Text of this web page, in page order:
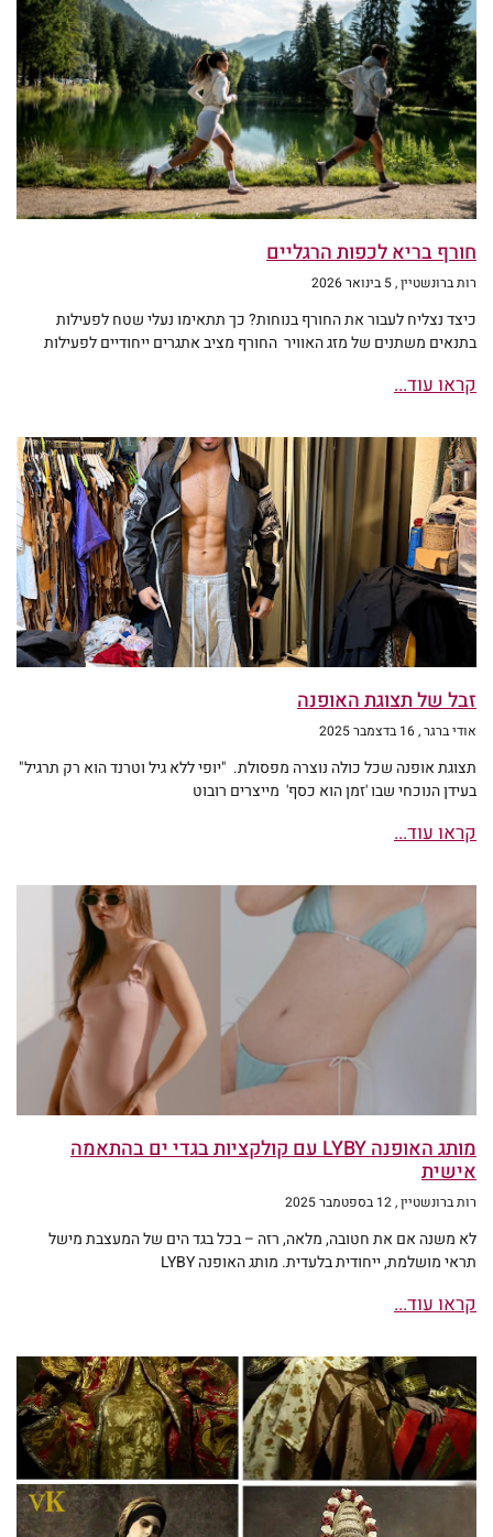
חורף בריא לכפות הרגליים
רות ברונשטיין 5 בינואר 2026
כיצד נצליח לעבור את החורף בנוחות? כך תתאימו נעלי שטח לפעילות
בתנאים משתנים של מזג האוויר החורף מציב אתגרים ייחודיים לפעילות
קראו עוד...
זבל של תצוגת האופנה
אודי ברגר 16 בדצמבר 2025
תצוגת אופנה שכל כולה נוצרה מפסולת. "יופי ללא גיל וטרנד הוא רק תרגיל"
בעידן הנוכחי שבו 'זמן הוא כסף' מייצרים רובוט
קראו עוד...
מותג האופנה LYBY עם קולקציות בגדי ים בהתאמה
אישית
רות ברונשטיין 12 בספטמבר 2025
לא משנה אם את חטובה, מלאה, רזה – בכל בגד הים של המעצבת מישל
תראי מושלמת, ייחודית בלעדית. מותג האופנה LYBY
קראו עוד...